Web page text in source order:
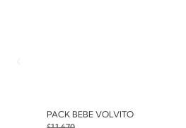
PACK BEBE VOLVITO